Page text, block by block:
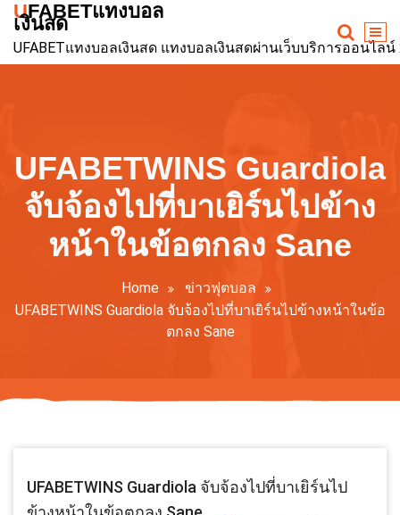
Skip
content
UFABETแทงบอล
เงินสด
UFABETแทงบอลเงินสด แทงบอลเงินสดผ่านเว็บบริการออนไล
UFABETWINS Guardiola
จับจ้องไปที่บาเยิร์นไปข้าง
หน้าในข้อตกลง Sane
Home
ข่าวฟุตบอล
UFABETWINS Guardiola จับจ้องไปที่บาเยิร์นไปข้างหน้าในข้อ
ตกลง Sane
UFABETWINS Guardiola จับจ้องไปที่บาเยิร์นไป